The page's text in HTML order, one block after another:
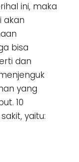
ini, maka
akan
bisa
dan
yang
10
yaitu: